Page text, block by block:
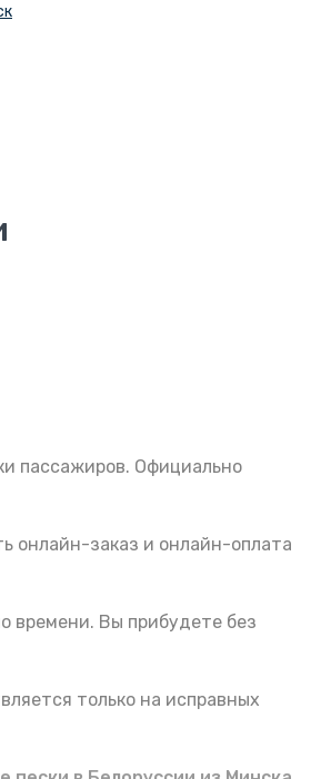
пассажиров. Официально
онлайн-заказ и онлайн-оплата
времени. Вы прибудете без
только на исправных